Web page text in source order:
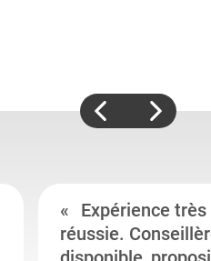
Expérience très
réussie.